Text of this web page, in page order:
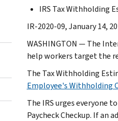
IRS Tax Withholding
IR-2020-09, January 14,
WASHINGTON — The
help workers target the
The Tax Withholding
Employee's Withholding
The IRS urges everyone
Paycheck Checkup. If an